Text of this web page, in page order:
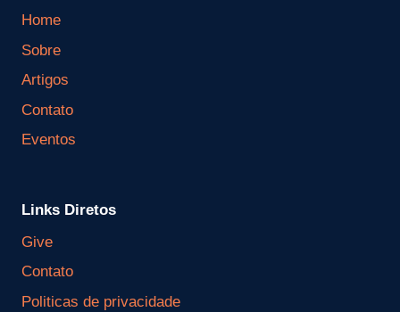
Home
Sobre
Artigos
Contato
Eventos
Links Diretos
Give
Contato
Politicas de privacidade